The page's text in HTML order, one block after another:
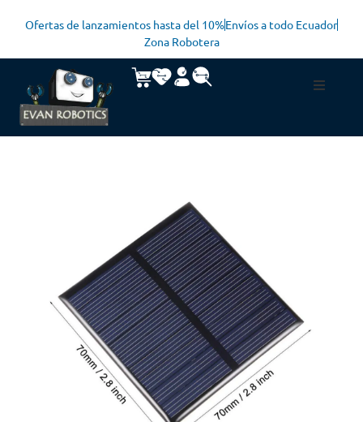
Ofertas de lanzamientos hasta del 10%Envíos a todo Ecuador
Zona Robotera